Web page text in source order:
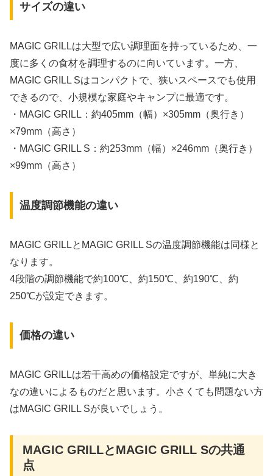
サイズの違い
MAGIC GRILLは大型で広い調理面を持っているため、一
度に多くの食材を調理するのに向いています。一方、
MAGIC GRILL Sはコンパクトで、狭いスペースでも使用
できるので、小規模な家庭やキャンプに最適です。
・MAGIC GRILL：約405mm（幅）×305mm（奥行き）
×79mm（高さ）
・MAGIC GRILL S：約253mm（幅）×246mm（奥行き）
×99mm（高さ）
温度調節機能の違い
MAGIC GRILLとMAGIC GRILL Sの温度調節機能は同様と
なります。
4段階の調節機能で約100℃、約150℃、約190℃、約
250℃が設定できます。
価格の違い
MAGIC GRILLは若干高めの価格設定ですが、単純に大き
なの違いによるものだと思います。小さくても問題ない方
はMAGIC GRILL Sが良いでしょう。
MAGIC GRILLとMAGIC GRILL Sの共通
点